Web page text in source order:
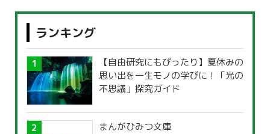
ランキング
【自由研究にもぴったり】夏休みの
思い出を一生モノの学びに！「光の
不思議」探究ガイド
まんがひみつ文庫